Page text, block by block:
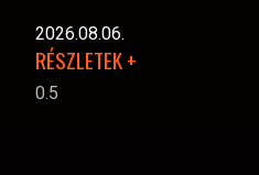
2026.08.06.
RÉSZLETEK +